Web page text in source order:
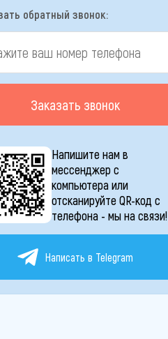
обратный звонок:
Заказать звонок
Напишите нам в
мессенджер с
компьютера или
отсканируйте QR-код с
телефона - мы на связи!
Написать в Telegram